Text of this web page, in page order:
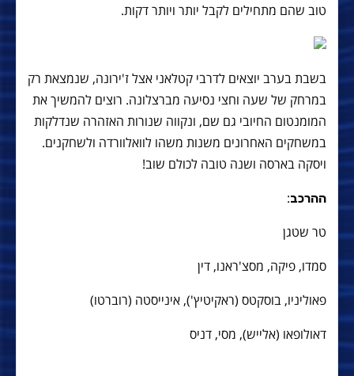
טוב שהם מתחילים לקבל יותר ויותר דקות.
בשבת בערב יוצאים לדרבי קטלאני אצל ז'ירונה, שנמצאת רק
במרחק של שעה וחצי נסיעה מברצלונה. רוצים להמשיך את
המומנטום החיובי גם שם, ונקווה שנורות האזהרה שנדלקות
במשחקים האחרונים משנות משהו לוואלוורדה ולשחקנים.
ויסקה בארסה ושנה טובה לכולם שוב!
ההרכב:
טר שטגן
סמדו, פיקה, מסצ'ראנו, דין
פאוליניו, בוסקטס (ראקיטיץ'), אינייסטה (רוברטו)
דאולופאו (אלייש), מסי, דניס